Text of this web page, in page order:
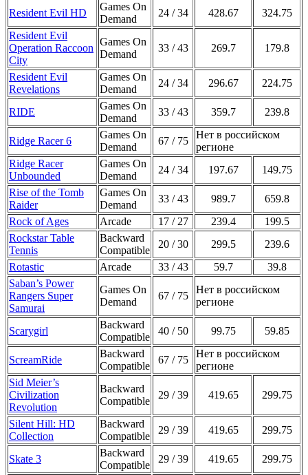
Resident Evil HD
Games On
Demand
24 / 34 428.67
324.75
Resident Evil
Operation Raccoon
City
Games On
Demand
33 / 43 269.7 179.8
Resident Evil
Revelations
Games On
Demand
24 / 34 296.67 224.75
RIDE
Games On
Demand
33 / 43 359.7 239.8
Ridge Racer 6
Games On
Demand
67 / 75
Нет в российском
регионе
Ridge Racer
Unbounded
Games On
Demand
24 / 34 197.67
149.75
Rise of the Tomb
Raider
Games On
Demand
33 / 43 989.7
659.8
Rock of Ages
Arcade 17 / 27 239.4
199.5
Rockstar Table
Tennis
Backward
Compatible
20 / 30 299.5
239.6
Rotastic
Arcade 33 / 43 59.7
39.8
Saban’s Power
Rangers Super
Samurai
Games On
Demand
67 / 75
Нет в российском
регионе
Scarygirl
Backward
Compatible
40 / 50 99.75 59.85
ScreamRide
Backward
Compatible
67 / 75
Нет в российском
регионе
Sid Meier’s
Civilization
Revolution
Backward
Compatible
29 / 39 419.65 299.75
Silent Hill: HD
Collection
Backward
Compatible
29 / 39 419.65 299.75
Skate 3
Backward
Compatible
29 / 39 419.65
299.75